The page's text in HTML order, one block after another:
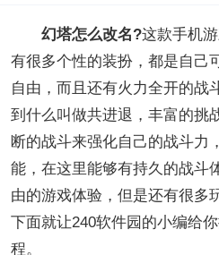
幻塔怎么改名?这款手机
有很多个性的装扮，都是自己
自由，而且还有火力全开的战
到什么叫做共进退，丰富的挑
断的战斗来强化自己的战斗力
能，在这里能够有持久的战斗
由的游戏体验，但是还有很多
下面就让240软件园的小编给
程。